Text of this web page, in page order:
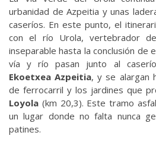
urbanidad de Azpeitia y unas
caseríos. En este punto, el
con el río Urola, vertebrador
inseparable hasta la conclusión de
vía y río pasan junto al
Ekoetxea Azpeitia, y se alargan
de ferrocarril y los jardines que
Loyola (km 20,3). Este tramo
un lugar donde no falta nunca
patines.